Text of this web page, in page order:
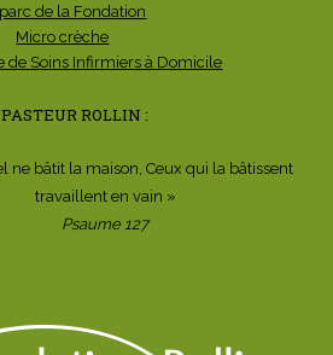
de la Fondation
Micro crèche
de Soins Infirmiers à Domicile
ROLLIN :
ne bâtit la maison, Ceux qui la bâtissent
travaillent en vain »
Psaume 127